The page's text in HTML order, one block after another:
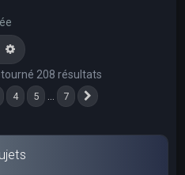
Recherche avancée
208 résultats
4 5 7